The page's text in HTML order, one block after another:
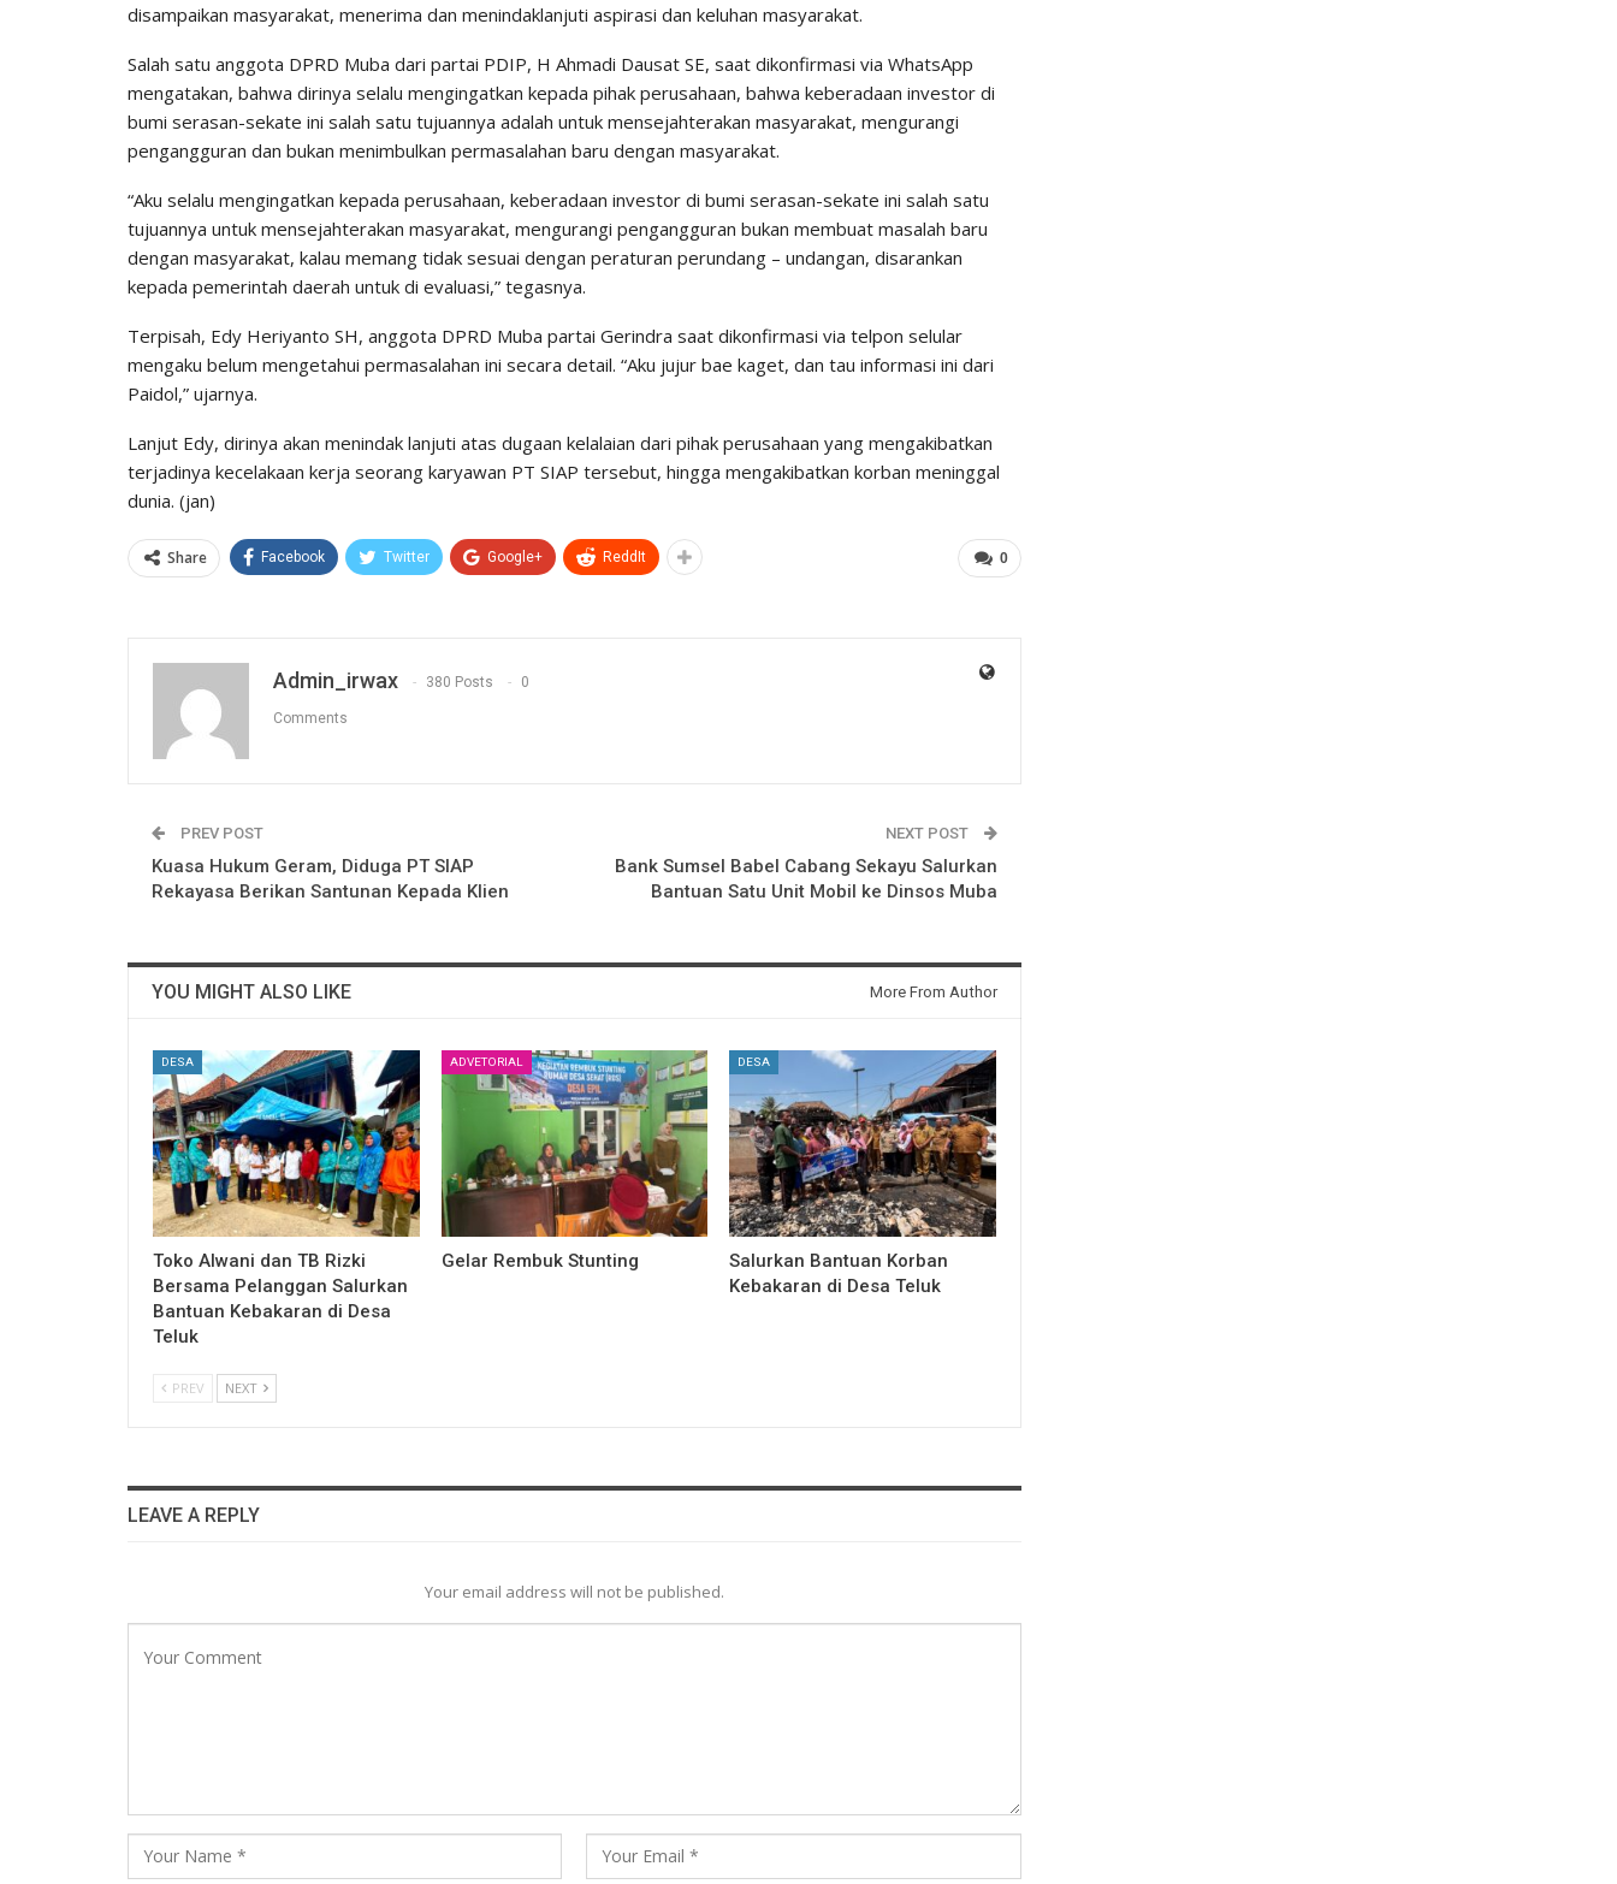
disampaikan masyarakat, menerima dan menindaklanjuti aspirasi dan keluhan masyarakat.
Salah satu anggota DPRD Muba dari partai PDIP, H Ahmadi Dausat SE, saat dikonfirmasi via WhatsApp
mengatakan, bahwa dirinya selalu mengingatkan kepada pihak perusahaan, bahwa keberadaan investor di
bumi serasan-sekate ini salah satu tujuannya adalah untuk mensejahterakan masyarakat, mengurangi
pengangguran dan bukan menimbulkan permasalahan baru dengan masyarakat.
“Aku selalu mengingatkan kepada perusahaan, keberadaan investor di bumi serasan-sekate ini salah satu
tujuannya untuk mensejahterakan masyarakat, mengurangi pengangguran bukan membuat masalah baru
dengan masyarakat, kalau memang tidak sesuai dengan peraturan perundang – undangan, disarankan
kepada pemerintah daerah untuk di evaluasi,” tegasnya.
Terpisah, Edy Heriyanto SH, anggota DPRD Muba partai Gerindra saat dikonfirmasi via telpon selular
mengaku belum mengetahui permasalahan ini secara detail. “Aku jujur bae kaget, dan tau informasi ini dari
Paidol,” ujarnya.
Lanjut Edy, dirinya akan menindak lanjuti atas dugaan kelalaian dari pihak perusahaan yang mengakibatkan
terjadinya kecelakaan kerja seorang karyawan PT SIAP tersebut, hingga mengakibatkan korban meninggal
dunia. (jan)
0
Share Facebook Twitter Google+ ReddIt
Admin_irwax 380 Posts 0
Comments
PREV POST
Kuasa Hukum Geram, Diduga PT SIAP
Rekayasa Berikan Santunan Kepada Klien
NEXT POST
Bank Sumsel Babel Cabang Sekayu Salurkan
Bantuan Satu Unit Mobil ke Dinsos Muba
YOU MIGHT ALSO LIKE More From Author
DESA
Toko Alwani dan TB Rizki
Bersama Pelanggan Salurkan
Bantuan Kebakaran di Desa
Teluk
ADVETORIAL
Gelar Rembuk Stunting
DESA
Salurkan Bantuan Korban
Kebakaran di Desa Teluk
PREV NEXT
LEAVE A REPLY
Your email address will not be published.